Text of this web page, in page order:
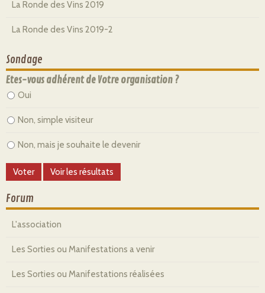
La Ronde des Vins 2019
La Ronde des Vins 2019-2
Sondage
Etes-vous adhérent de Votre organisation ?
Oui
Non, simple visiteur
Non, mais je souhaite le devenir
Forum
L'association
Les Sorties ou Manifestations a venir
Les Sorties ou Manifestations réalisées